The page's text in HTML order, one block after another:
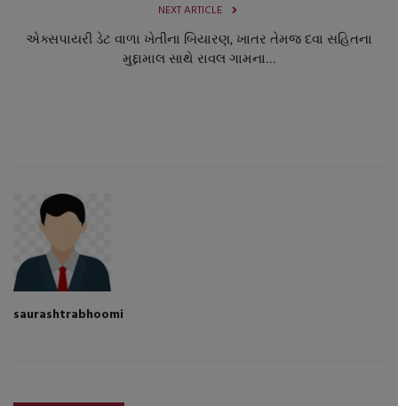
NEXT ARTICLE
એક્સપાયરી ડેટ વાળા ખેતીના બિયારણ, ખાતર તેમજ દવા સહિતના
મુદ્દામાલ સાથે રાવલ ગામના...
saurashtrabhoomi